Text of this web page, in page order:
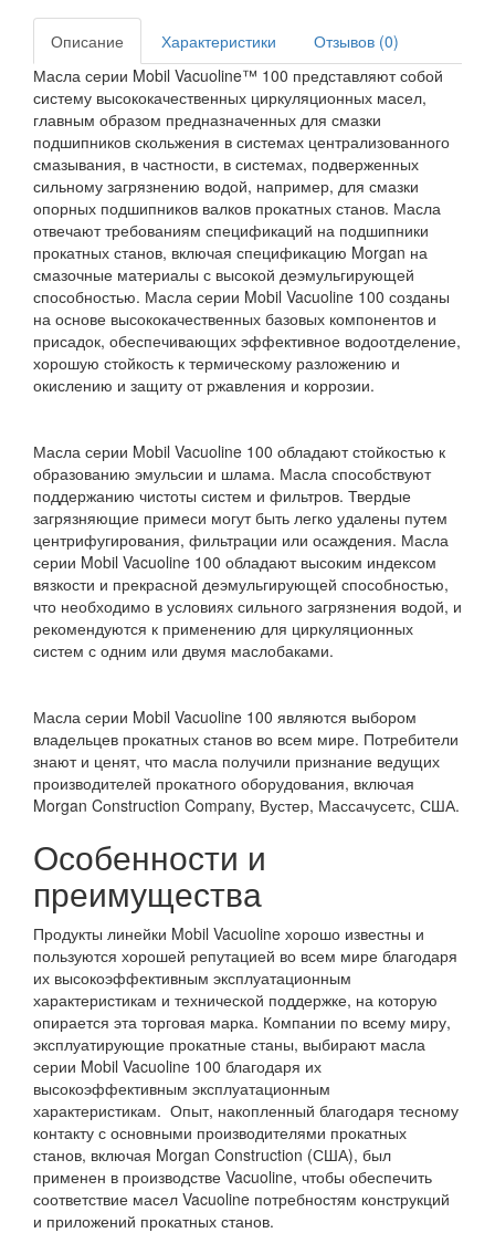
Описание Характеристики
Отзывов (0)
Масла серии Mobil Vacuoline™ 100 представляют собой
систему высококачественных циркуляционных масел,
главным образом предназначенных для смазки
подшипников скольжения в системах централизованного
смазывания, в частности, в системах, подверженных
сильному загрязнению водой, например, для смазки
опорных подшипников валков прокатных станов. Масла
отвечают требованиям спецификаций на подшипники
прокатных станов, включая спецификацию Morgan на
смазочные материалы с высокой деэмульгирующей
способностью. Масла серии Mobil Vacuoline 100 созданы
на основе высококачественных базовых компонентов и
присадок, обеспечивающих эффективное водоотделение,
хорошую стойкость к термическому разложению и
окислению и защиту от ржавления и коррозии.
Масла серии Mobil Vacuoline 100 обладают стойкостью к
образованию эмульсии и шлама. Масла способствуют
поддержанию чистоты систем и фильтров. Твердые
загрязняющие примеси могут быть легко удалены путем
центрифугирования, фильтрации или осаждения. Масла
серии Mobil Vacuoline 100 обладают высоким индексом
вязкости и прекрасной деэмульгирующей способностью,
что необходимо в условиях сильного загрязнения водой, и
рекомендуются к применению для циркуляционных
систем с одним или двумя маслобаками.
Масла серии Mobil Vacuoline 100 являются выбором
владельцев прокатных станов во всем мире. Потребители
знают и ценят, что масла получили признание ведущих
производителей прокатного оборудования, включая
Morgan Cоnstruction Company, Вустер, Массачусетс, США.
Особенности и
преимущества
Продукты линейки Mobil Vacuoline хорошо известны и
пользуются хорошей репутацией во всем мире благодаря
их высокоэффективным эксплуатационным
характеристикам и технической поддержке, на которую
опирается эта торговая марка. Компании по всему миру,
эксплуатирующие прокатные станы, выбирают масла
серии Mobil Vacuoline 100 благодаря их
высокоэффективным эксплуатационным
характеристикам. Опыт, накопленный благодаря тесному
контакту с основными производителями прокатных
станов, включая Morgan Construction (США), был
применен в производстве Vacuoline, чтобы обеспечить
соответствие масел Vacuoline потребностям конструкций
и приложений прокатных станов.